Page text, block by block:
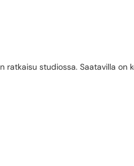
studiossa. Saatavilla on